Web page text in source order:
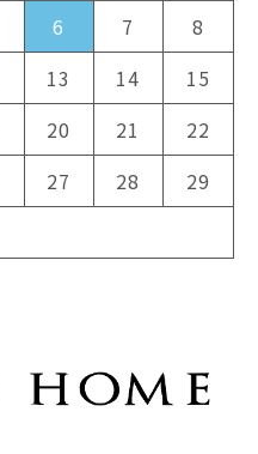
6 7
8
13 14
15
20 21
22
27 28
29